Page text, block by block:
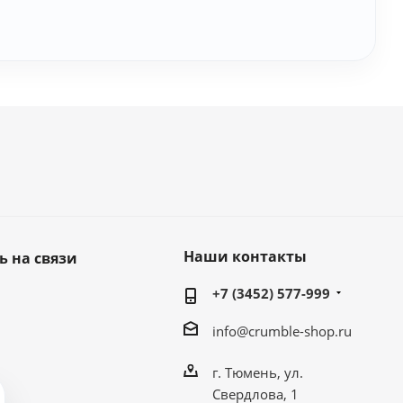
на связи Наши контакты
+7 (3452) 577-999
info@crumble-shop.ru
г. Тюмень, ул.
Свердлова, 1